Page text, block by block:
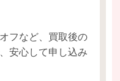
フなど、買取後の
安心して申し込み